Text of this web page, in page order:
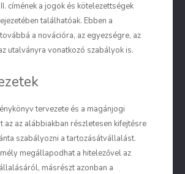
címének a jogok és kötelezettségek
találhatóak. Ebben a
a novációra, az egyezségre, az
utalványra vonatkozó szabályok is.
tervezete és a magánjogi
az az alábbiakban részletesen kifejtésre
szabályozni a tartozásátvállalást.
megállapodhat a hitelezővel az
másrészt azonban a